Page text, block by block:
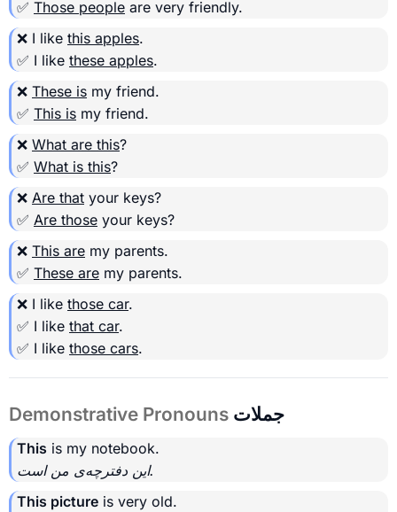
✅ Those people are very friendly.
❌ I like this apples.
✅ I like these apples.
❌ These is my friend.
✅ This is my friend.
❌ What are this?
✅ What is this?
❌ Are that your keys?
✅ Are those your keys?
❌ This are my parents.
✅ These are my parents.
❌ I like those car.
✅ I like that car.
✅ I like those cars.
Demonstrative Pronouns جملات
This is my notebook.
این دفترچه‌ی من است.
This picture is very old.